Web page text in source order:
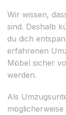
Wir wissen,
sind. Deshalb
du dich
erfahrenen
Möbel sicher
werden.
Als